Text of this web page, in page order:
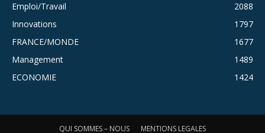
Emploi/Travail
2088
Innovations
1797
FRANCE/MONDE
1677
Management
1489
ECONOMIE
1424
QUI SOMMES – NOUS MENTIONS LEGALES